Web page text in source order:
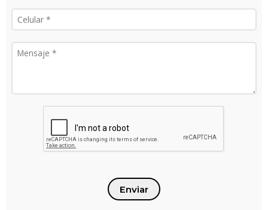
Enviar